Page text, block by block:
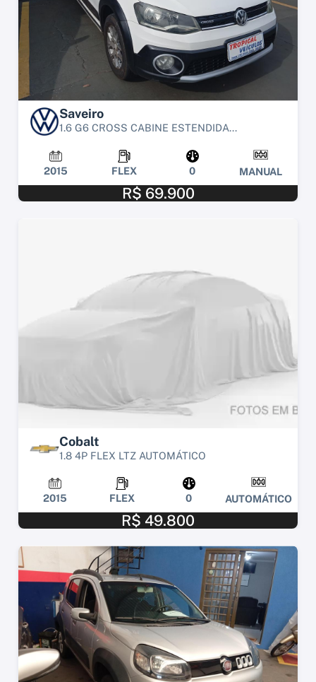
Saveiro
1.6 G6 CROSS CABINE ESTENDIDA...
2015 FLEX 0 MANUAL
R$ 69.900
Cobalt
1.8 4P FLEX LTZ AUTOMÁTICO
2015 FLEX 0 AUTOMÁTICO
R$ 49.800